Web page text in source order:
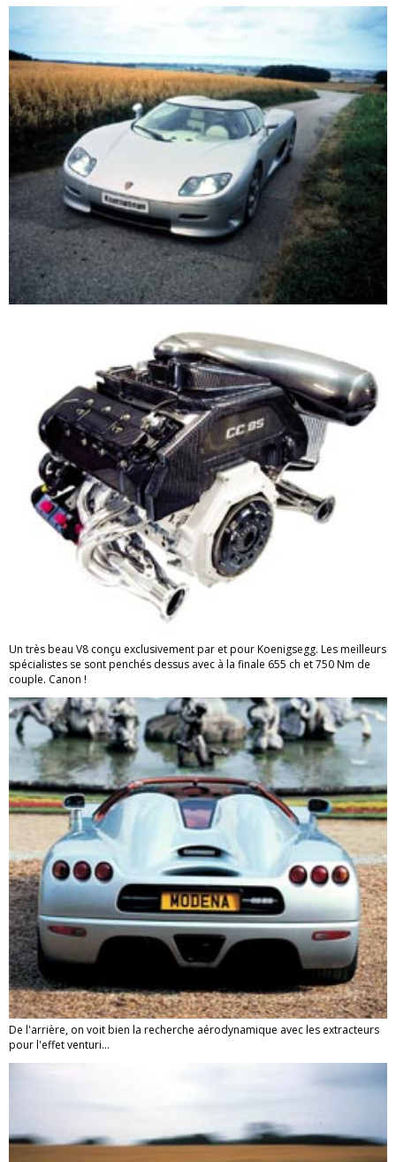
Un très beau V8 conçu exclusivement par et pour Koenigsegg. Les meilleurs
spécialistes se sont penchés dessus avec à la finale 655 ch et 750 Nm de
couple. Canon !
De l'arrière, on voit bien la recherche aérodynamique avec les extracteurs
pour l'effet venturi...